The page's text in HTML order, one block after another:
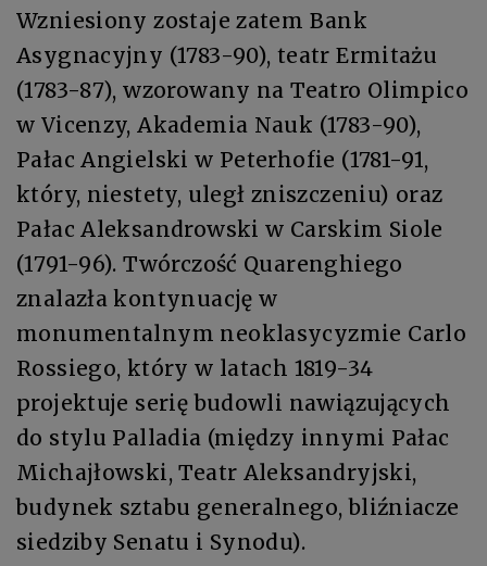
Wzniesiony zostaje zatem Bank
Asygnacyjny (1783-90), teatr Ermitażu
(1783-87), wzorowany na Teatro Olimpico
w Vicenzy, Akademia Nauk (1783-90),
Pałac Angielski w Peterhofie (1781-91,
który, niestety, uległ zniszczeniu) oraz
Pałac Aleksandrowski w Carskim Siole
(1791-96). Twórczość Quarenghiego
znalazła kontynuację w
monumentalnym neoklasycyzmie Carlo
Rossiego, który w latach 1819-34
projektuje serię budowli nawiązujących
do stylu Palladia (między innymi Pałac
Michajłowski, Teatr Aleksandryjski,
budynek sztabu generalnego, bliźniacze
siedziby Senatu i Synodu).